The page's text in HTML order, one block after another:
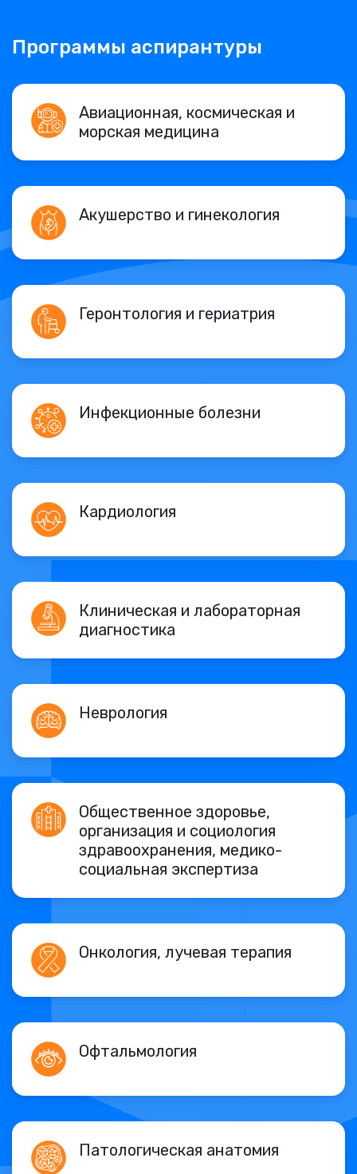
Программы аспирантуры
Авиационная, космическая и
морская медицина
Акушерство и гинекология
Геронтология и гериатрия
Инфекционные болезни
Кардиология
Клиническая и лабораторная
диагностика
Неврология
Общественное здоровье,
организация и социология
здравоохранения, медико-
социальная экспертиза
Онкология, лучевая терапия
Офтальмология
Патологическая анатомия